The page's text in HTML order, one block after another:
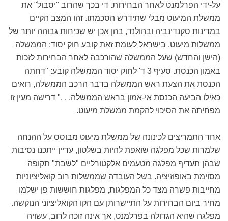
על-ידי הפרלמנט לאחר הבחירות. די בכך שהרוב "יסבול" את
ממשלת המיעוט מבלי שתידרש הסכמתו. זהו המצב הקיים
במדינות סקנדינביה ובהולנד, בהן אכן יש שכיחות גבוהה יותר של
ממשלות מיעוט. בישראל לעומת זאת קובע חוק יסוד: הממשלה
(הישן והחדש) שעל הממשלה שהורכבה לאחר הבחירות לזכות
באמון הכנסת. סעיף 3 ד' לחוק יסוד הממשלה קובע: "דחתה
הכנסת את הצעת ראש הממשלה בדבר הרכב הממשלה, רואים
כאילו הביעה הכנסת אי-אמון בראש הממשלה. . ." דרישה מעין זו
מפחיתה את הסיכוי להקמת ממשלת מיעוט.
אחד התמריצים לכינונה של ממשלת מיעוט מבוסס על ההנחה
שלמרות שכל מפלגה שואפת להיות בשלטון, עדיין ייתכנו נסיבות
שבהן תעדיף מפלגה מטעמים אלקטורליים "לשבת" תקופה
מסוימת באופוזיציה. בשל העובדה שממשלות רוב קואליציוניות
מחייבות פשרה מצד כל המפלגות, מפלגות חוששות פן ישלמו
מחיר ביום הבחירות על התיישרותן עם הקו הקואליציוני הנוקשה.
מפלגה שהיא הגדולה בפרלמנט, אך אינה זוכה לרוב, עשויה